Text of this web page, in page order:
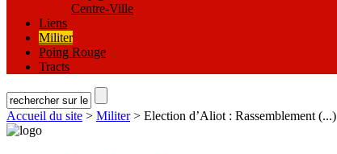
Centre-Ville
Liens
Militer
Poing Rouge
Tracts
Accueil du site > Militer> Election d’Aliot : Rassemblement (...)